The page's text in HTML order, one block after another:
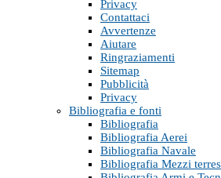
Privacy
Contattaci
Avvertenze
Aiutare
Ringraziamenti
Sitemap
Pubblicità
Privacy
Bibliografia e fonti
Bibliografia
Bibliografia Aerei
Bibliografia Navale
Bibliografia Mezzi